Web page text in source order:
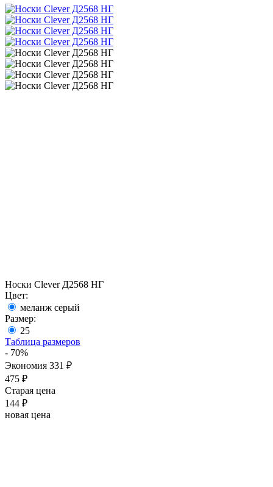
Носки Clever Д2568 НГ
Цвет:
меланж серый
Размер:
25
Таблица размеров
- 70%
Экономия 331 ₽
475 ₽
Старая цена
144 ₽
новая цена